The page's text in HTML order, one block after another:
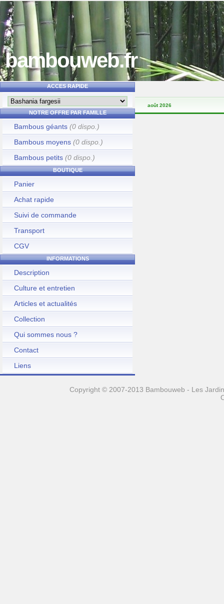
bambouweb.fr
ACCES RAPIDE
NOTRE OFFRE PAR FAMILLE
Bambous géants (0 dispo.)
Bambous moyens (0 dispo.)
Bambous petits (0 dispo.)
BOUTIQUE
Panier
Achat rapide
Suivi de commande
Transport
CGV
INFORMATIONS
Description
Culture et entretien
Articles et actualités
Collection
Qui sommes nous ?
Contact
Liens
août 2026
Copyright © 2007-2013 Bambouweb - Les